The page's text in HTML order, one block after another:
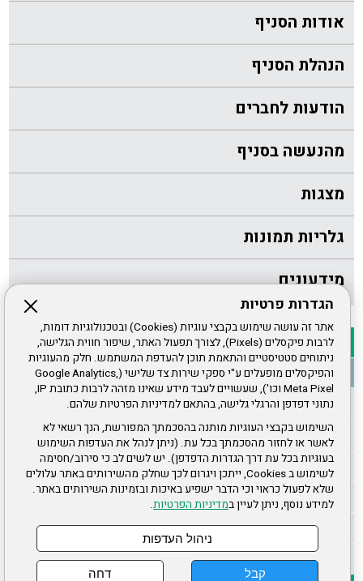
הגדרות פרטיות
אתר זה עושה שימוש בקבצי עוגיות (Cookies) ובטכנולוגיות דומות,
לרבות פיקסלים (Pixels), לצורך תפעול האתר, שיפור חווית הגלישה,
ניתוחים סטטיסטיים והתאמת תוכן להעדפת המשתמש. חלק מהעוגיות
והפיקסלים מופעלים ע"י ספקי שירות צד שלישי (Google Analytics,
Meta Pixel וכו'), שעשויים לעבד מידע שאינו מזהה לרבות כתובת IP,
נתוני דפדפן והרגלי גלישה, בהתאם למדיניות הפרטיות שלהם.
השימוש בקבצי העוגיות מותנה בהסכמתך המפורשת, הנך רשאי לא
לאשר או לחזור מהסכמתך בכל עת. (ניתן לנהל את העדפות השימוש
בעוגיות בכל עת דרך הגדרות הדפדפן). יש לשים לב כי סירוב/חסימה
לשימוש ב Cookies, ייתכן ויגרום לכך שחלק מהשירותים באתר עלולים
שלא לפעול כראוי וכי הדבר ישפיע באיכות ובזמינות השירותים באתר.
למידע נוסף, ניתן לעיין במדיניות הפרטיות.
קבל דחה
ניהול העדפות
אודות הסניף
הנהלת הסניף
הודעות לחברים
מהנעשה בסניף
מצגות
גלריות תמונות
מידעונים